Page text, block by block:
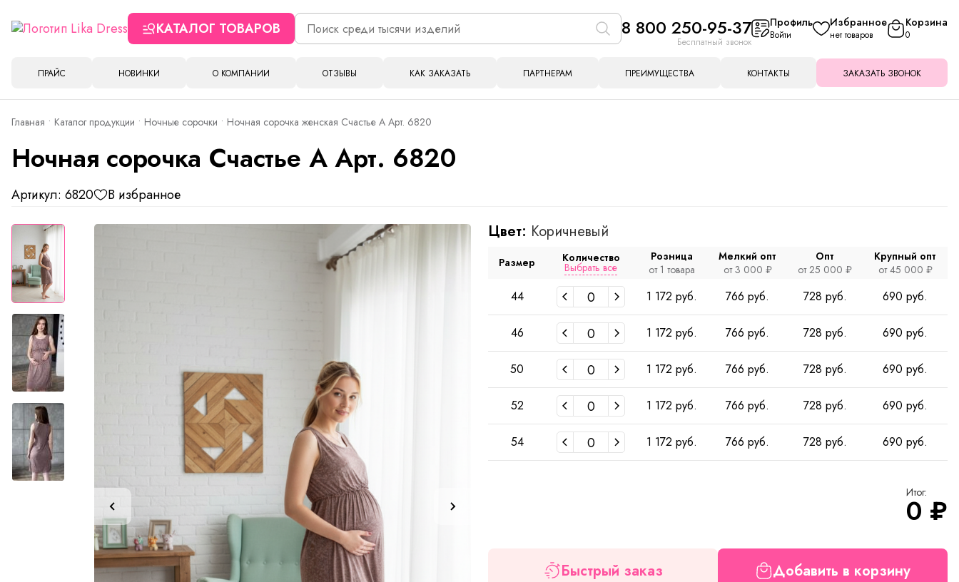
КАТАЛОГ ТОВАРОВ 8 800 250-95-37
Бесплатный звонок
Профиль
Войти
Избранное
нет товаров
Корзина
0
ПРАЙС НОВИНКИ О КОМПАНИИ ОТЗЫВЫ КАК ЗАКАЗАТЬ ПАРТНЕРАМ ПРЕИМУЩЕСТВА КОНТАКТЫ ЗАКАЗАТЬ ЗВОНОК
Главная Каталог продукции Ночные сорочки Ночная сорочка женская Счастье А Арт. 6820
Ночная сорочка Счастье А Арт. 6820
Артикул: 6820 В избранное
Цвет: Коричневый
Размер Количество
Выбрать все
Розница
от 1 товара
Мелкий опт
от 3 000 ₽
Опт
от 25 000 ₽
Крупный опт
от 45 000 ₽
44 1 172 руб. 766 руб. 728 руб. 690 руб.
46 1 172 руб. 766 руб. 728 руб. 690 руб.
50 1 172 руб. 766 руб. 728 руб. 690 руб.
52 1 172 руб. 766 руб. 728 руб. 690 руб.
54 1 172 руб. 766 руб. 728 руб. 690 руб.
Итог:
0 ₽
Быстрый заказ Добавить в корзину